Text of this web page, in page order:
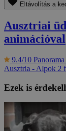
Eltávolítás a
Ausztriai
animációval
9.4/10
Ausztria - Alpok 2
Ezek is